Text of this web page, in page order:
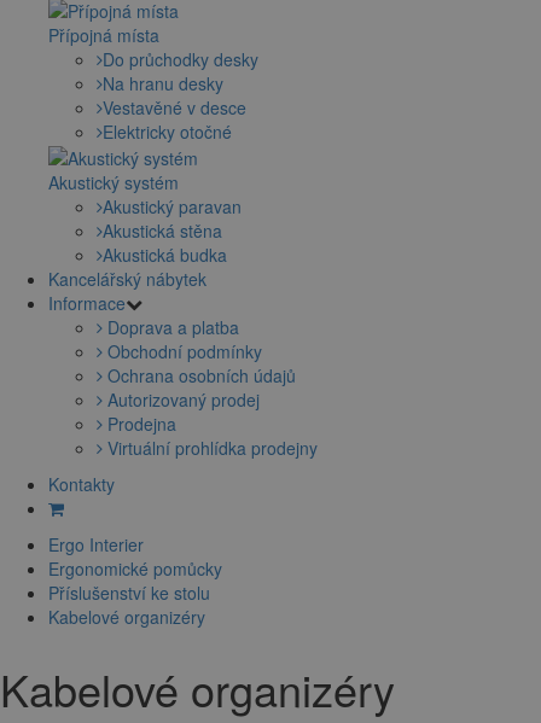
Přípojná místa
Do průchodky desky
Na hranu desky
Vestavěné v desce
Elektricky otočné
Akustický systém
Akustický paravan
Akustická stěna
Akustická budka
Kancelářský nábytek
Informace
Doprava a platba
Obchodní podmínky
Ochrana osobních údajů
Autorizovaný prodej
Prodejna
Virtuální prohlídka prodejny
Kontakty
Ergo Interier
Ergonomické pomůcky
Příslušenství ke stolu
Kabelové organizéry
Kabelové organizéry